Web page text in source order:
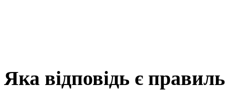
Яка відповідь є